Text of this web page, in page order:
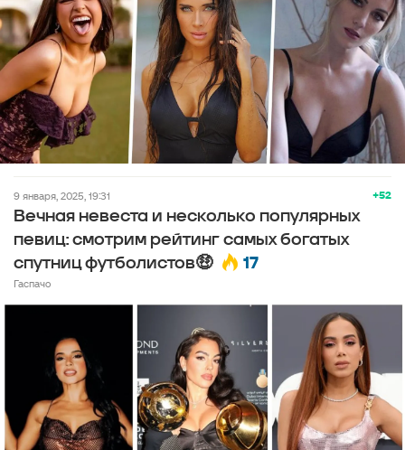
+52
9 января, 2025, 19:31
Вечная невеста и несколько популярных
певиц: смотрим рейтинг самых богатых
спутниц футболистов🤑
17
Гаспачо